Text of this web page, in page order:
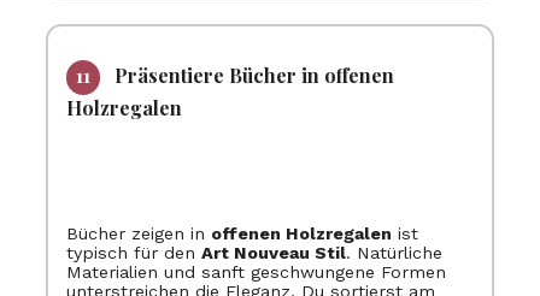
Präsentiere Bücher in offenen
Holzregalen
Bücher zeigen in offenen Holzregalen ist
typisch für den Art Nouveau Stil. Natürliche
Materialien und sanft geschwungene Formen
unterstreichen die Eleganz. Du sortierst am